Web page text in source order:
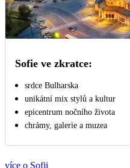
Sofie ve zkratce:
srdce Bulharska
unikátní mix stylů a kultur
epicentrum nočního života
chrámy, galerie a muzea
více o Sofii